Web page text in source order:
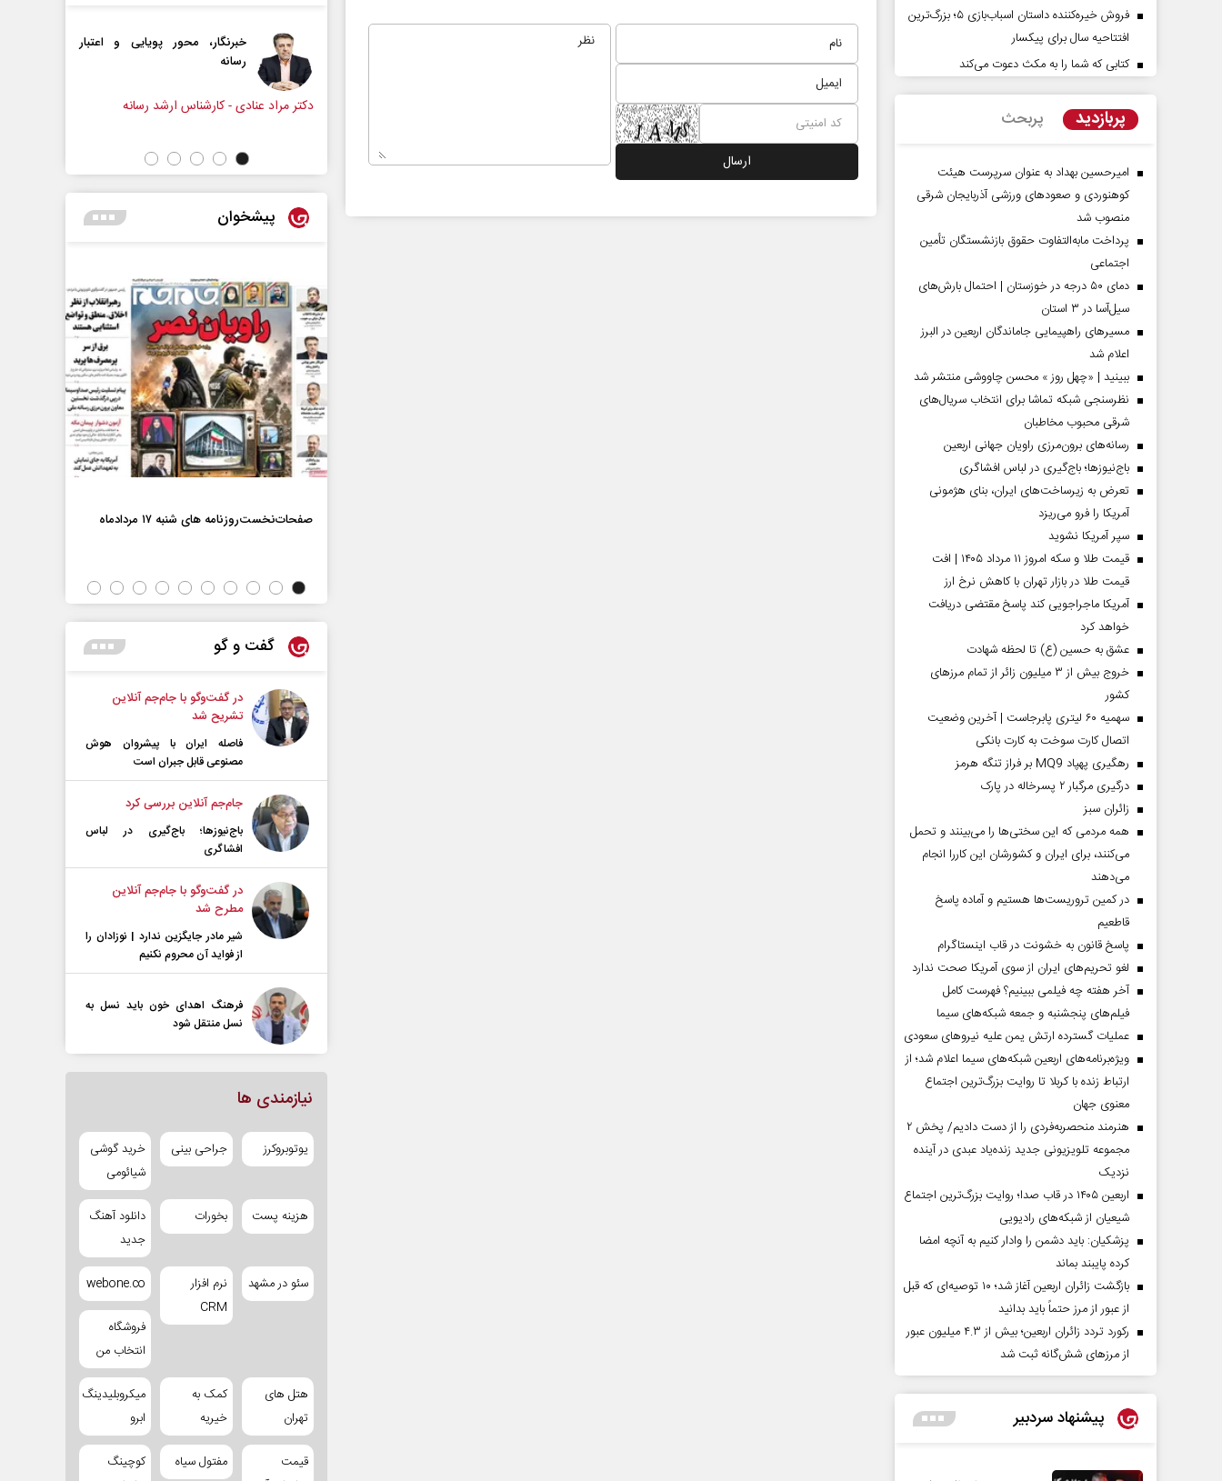
فروش خیره‌کننده داستان اسباب‌بازی ۵؛ بزرگ‌ترین
افتتاحیه سال برای پیکسار
کتابی که شما را به مکث دعوت می‌کند
پربازدید پربحث
امیرحسین بهداد به عنوان سرپرست هیئت
کوهنوردی و صعودهای ورزشی آذربایجان شرقی
منصوب شد
پرداخت مابه‌التفاوت حقوق بازنشستگان تأمین
اجتماعی
دمای ۵۰ درجه در خوزستان | احتمال بارش‌های
سیل‌آسا در ۳ استان
مسیر‌های راهپیمایی جاماندگان اربعین در البرز
اعلام شد
ببینید | «چهل روز » محسن چاووشی منتشر شد
نظرسنجی شبکه تماشا برای انتخاب سریال‌های
شرقی محبوب مخاطبان
رسانه‌های برون‌مرزی راویان جهانی اربعین
باج‌نیوزها؛ باج‌گیری در لباس افشاگری
تعرض به زیرساخت‌های ایران، بنای هژمونی
آمریکا را فرو می‌ریزد
سپر آمریکا نشوید
قیمت طلا و سکه امروز ۱۱ مرداد ۱۴۰۵ | افت
قیمت طلا در بازار تهران با کاهش نرخ ارز
آمریکا ماجراجویی کند پاسخ مقتضی دریافت
خواهد کرد
عشق به حسین (ع) تا لحظه شهادت
خروج بیش از ۳ میلیون زائر از تمام مرز‌های
کشور
سهمیه ۶۰ لیتری پابرجاست | آخرین وضعیت
اتصال کارت سوخت به کارت بانکی
رهگیری پهپاد MQ9 بر فراز تنگه هرمز
درگیری مرگبار ۲ پسرخاله در پارک
‌زائران سبز
همه مردمی که این سختی‌ها را می‌بینند و تحمل
می‌کنند، برای ایران و کشورشان این کاررا انجام
می‌دهند
در کمین تروریست‌ها هستیم و آماده پاسخ
قاطعیم
پاسخ قانون به خشونت در قاب اینستاگرام
لغو تحریم‌های ایران از سوی آمریکا صحت ندارد
آخر هفته چه فیلمی ببینیم؟ فهرست کامل
فیلم‌های پنجشنبه و جمعه شبکه‌های سیما
عملیات گسترده ارتش یمن علیه نیروهای سعودی
ویژه‌برنامه‌های اربعین شبکه‌های سیما اعلام شد؛ از
ارتباط زنده با کربلا تا روایت بزرگ‌ترین اجتماع
معنوی جهان
هنرمند منحصر‌به‌فردی را از دست دادیم/ پخش ۲
مجموعه تلویزیونی جدید زنده‌یاد عبدی در آینده
نزدیک
اربعین ۱۴۰۵ در قاب صدا؛ روایت بزرگ‌ترین اجتماع
شیعیان از شبکه‌های رادیویی
پزشکیان: باید دشمن را وادار کنیم به آنچه امضا
کرده پایبند بماند
بازگشت زائران اربعین آغاز شد؛ ۱۰ توصیه‌ای که قبل
از عبور از مرز حتماً باید بدانید
رکورد تردد زائران اربعین؛ بیش از ۴.۳ میلیون عبور
از مرزهای شش‌گانه ثبت شد
پیشنهاد سردبیر
راوی حقیقتِ آرامش‌ بخش روز روایتگران حقیقت
دکتر حسین قرایی - مدیر کل روابط عمومی
ادامه جنگ برای آمریکا یعنی
شکست مفتضحانه
دکتر محمد باقر خرمشاد - استاد دانشگاه
خبرنگار، محور پویایی و اعتبار
دکتر مراد عنادی - کارشناس ارشد رسانه
دروازه‌بانی اندوه در مسیر
پیشخوان
صفحات نخست‌روزنامه‌ها‌ی‌چهارشنبه‌۷‌مردادماه
صفحات‌نخست‌روزنامه ها‌ی شنبه ۱۷ مردادماه
گفت و گو
در گفت‌و‌گو با جام‌جم آنلاین
تشریح شد
فاصله ایران با پیشرو‌ان هوش
مصنوعی قابل جبران است
جام‌جم آنلاین بررسی کرد
باج‌نیوزها؛ باج‌گیری در لباس
افشاگری
در گفت‌و‌گو با جام‌جم آنلاین
مطرح شد
شیر مادر جایگزین ندارد | نوزادان را
از فواید آن محروم نکنیم
فرهنگ اهدای خون باید نسل به
نسل منتقل شود
نیازمندی ها
یوتوبروکرز جراحی بینی
خرید گوشی
شیائومی
هزینه پست بخورات
دانلود آهنگ
جدید
سئو در مشهد
نرم افزار
CRM
webone.co
فروشگاه
انتخاب من
هتل های
تهران
کمک به
خیریه
میکروبلیدینگ
ابرو
قیمت
مفتول سیاه
کوچینگ